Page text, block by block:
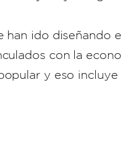
ido diseñando
con la
y eso